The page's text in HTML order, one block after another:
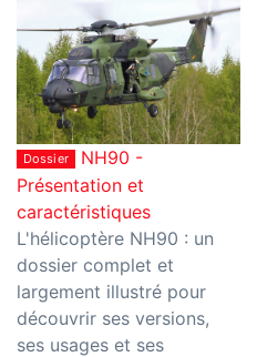
Dossier NH90 -
Présentation et
caractéristiques
L'hélicoptère NH90 : un
dossier complet et
largement illustré pour
découvrir ses versions,
ses usages et ses